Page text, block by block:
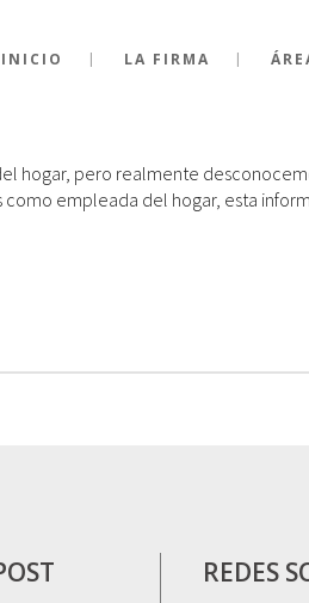
INICIO LA FIRMA
HOGAR
hogar, pero realmente
como empleada del hogar, esta
REDES